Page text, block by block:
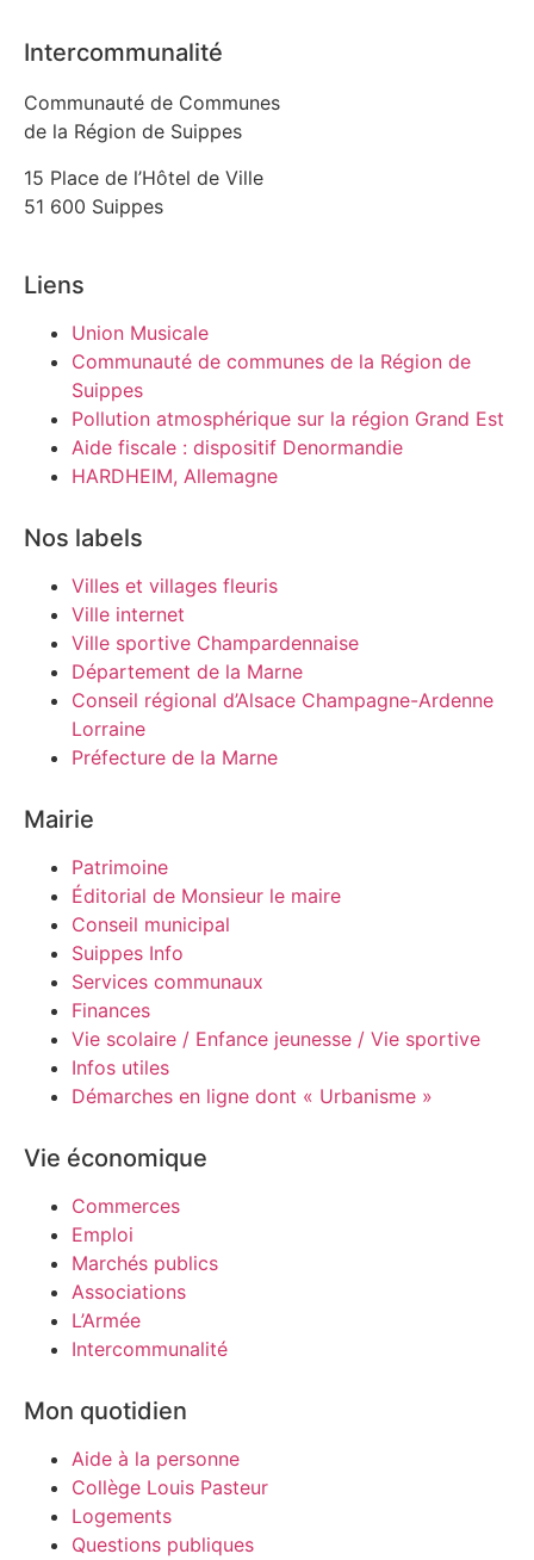
Intercommunalité
Communauté de Communes
de la Région de Suippes
15 Place de l’Hôtel de Ville
51 600 Suippes
Liens
Union Musicale
Communauté de communes de la Région de
Suippes
Pollution atmosphérique sur la région Grand Est
Aide fiscale : dispositif Denormandie
HARDHEIM, Allemagne
Nos labels
Villes et villages fleuris
Ville internet
Ville sportive Champardennaise
Département de la Marne
Conseil régional d’Alsace Champagne-Ardenne
Lorraine
Préfecture de la Marne
Mairie
Patrimoine
Éditorial de Monsieur le maire
Conseil municipal
Suippes Info
Services communaux
Finances
Vie scolaire / Enfance jeunesse / Vie sportive
Infos utiles
Démarches en ligne dont « Urbanisme »
Vie économique
Commerces
Emploi
Marchés publics
Associations
L’Armée
Intercommunalité
Mon quotidien
Aide à la personne
Collège Louis Pasteur
Logements
Questions publiques